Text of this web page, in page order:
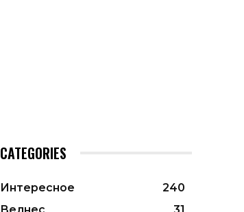
CATEGORIES
Интересное
240